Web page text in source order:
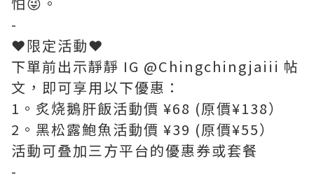
-
❤️限定活動❤️
下單前出示靜靜 IG @Chingchingjaiii 帖
文，即可享用以下優惠：
1。炙烧鵝肝飯活動價 ¥68 (原價¥138）
2。黑松露鮑魚活動價 ¥39 (原價¥55）
活動可叠加三方平台的優惠券或套餐
-